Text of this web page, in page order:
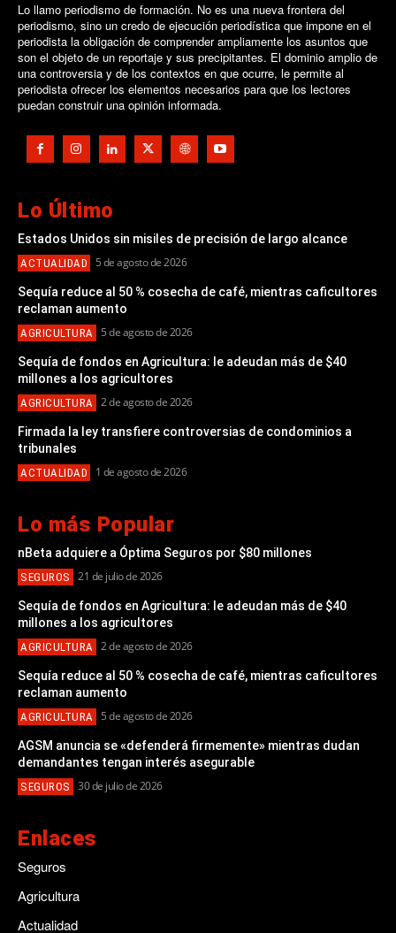
Lo llamo periodismo de formación. No es una nueva frontera del
periodismo, sino un credo de ejecución periodística que impone en el
periodista la obligación de comprender ampliamente los asuntos que
son el objeto de un reportaje y sus precipitantes. El dominio amplio de
una controversia y de los contextos en que ocurre, le permite al
periodista ofrecer los elementos necesarios para que los lectores
puedan construir una opinión informada.
Lo Último
Estados Unidos sin misiles de precisión de largo alcance
ACTUALIDAD 5 de agosto de 2026
Sequía reduce al 50 % cosecha de café, mientras caficultores
reclaman aumento
AGRICULTURA 5 de agosto de 2026
Sequía de fondos en Agricultura: le adeudan más de $40
millones a los agricultores
AGRICULTURA 2 de agosto de 2026
Firmada la ley transfiere controversias de condominios a
tribunales
ACTUALIDAD 1 de agosto de 2026
Lo más Popular
nBeta adquiere a Óptima Seguros por $80 millones
SEGUROS 21 de julio de 2026
Sequía de fondos en Agricultura: le adeudan más de $40
millones a los agricultores
AGRICULTURA 2 de agosto de 2026
Sequía reduce al 50 % cosecha de café, mientras caficultores
reclaman aumento
AGRICULTURA 5 de agosto de 2026
AGSM anuncia se «defenderá firmemente» mientras dudan
demandantes tengan interés asegurable
SEGUROS 30 de julio de 2026
Enlaces
Seguros
Agricultura
Actualidad